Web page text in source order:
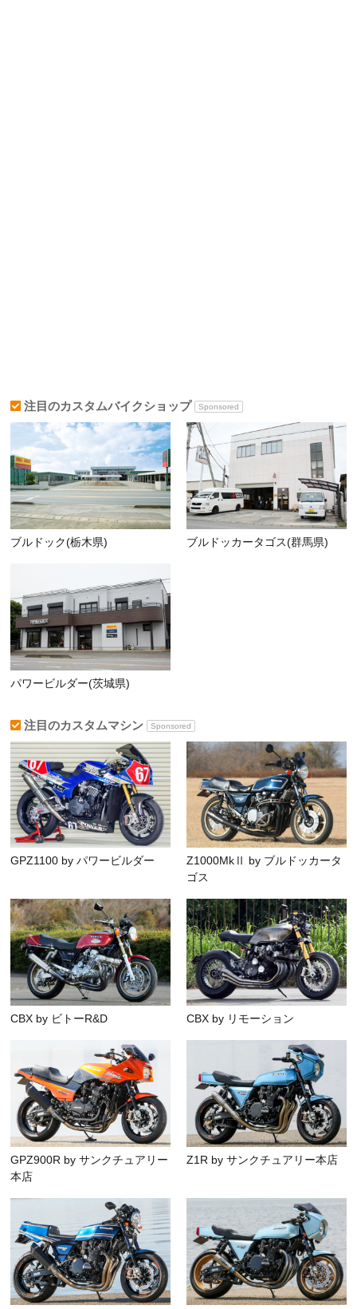
注目のカスタムバイクショップ Sponsored
ブルドック(栃木県) ブルドッカータゴス(群馬県)
パワービルダー(茨城県)
注目のカスタムマシン Sponsored
GPZ1100 by パワービルダー
Z1000MkⅡ by ブルドッカータ
ゴス
CBX by ビトーR&D CBX by リモーション
GPZ900R by サンクチュアリー
本店
Z1R by サンクチュアリー本店